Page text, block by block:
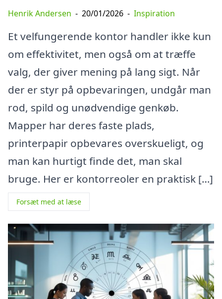
Henrik Andersen - 20/01/2026 - Inspiration
Et velfungerende kontor handler ikke kun
om effektivitet, men også om at træffe
valg, der giver mening på lang sigt. Når
der er styr på opbevaringen, undgår man
rod, spild og unødvendige genkøb.
Mapper har deres faste plads,
printerpapir opbevares overskueligt, og
man kan hurtigt finde det, man skal
bruge. Her er kontorreoler en praktisk […]
Forsæt med at læse